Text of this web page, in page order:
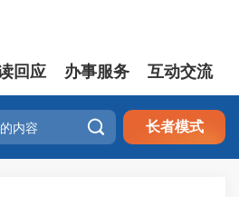
回应 办事服务 互动交流
 长者模式